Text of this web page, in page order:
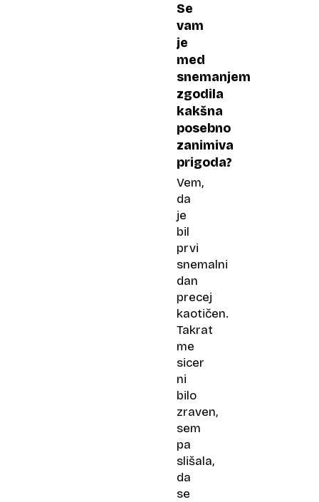
Se
vam
je
med
snemanjem
zgodila
kakšna
posebno
zanimiva
prigoda?
Vem,
da
je
bil
prvi
snemalni
dan
precej
kaotičen.
Takrat
me
sicer
ni
bilo
zraven,
sem
pa
slišala,
da
se